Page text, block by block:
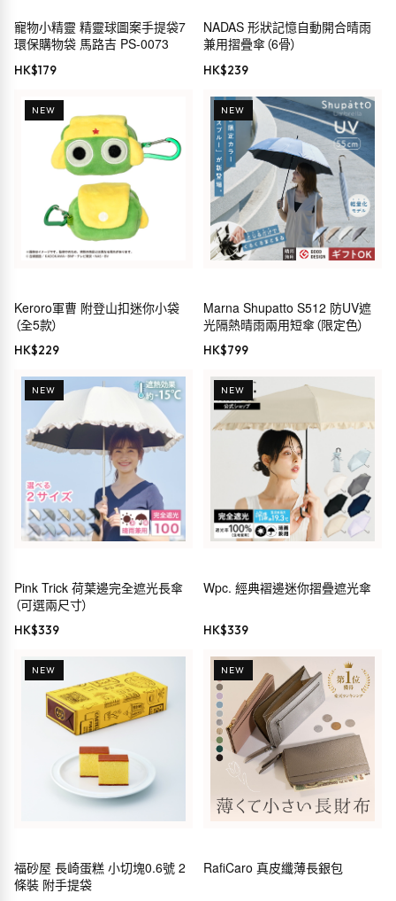
寵物小精靈 精靈球圖案手提袋7
環保購物袋 馬路吉 PS-0073
HK$179
NADAS 形狀記憶自動開合晴雨
兼用摺疊傘（6骨）
HK$239
NEW
Keroro軍曹 附登山扣迷你小袋
（全5款）
HK$229
NEW
Marna Shupatto S512 防UV遮
光隔熱晴雨兩用短傘（限定色）
HK$799
NEW
Pink Trick 荷葉邊完全遮光長傘
（可選兩尺寸）
HK$339
NEW
Wpc. 經典褶邊迷你摺疊遮光傘
HK$339
NEW
福砂屋 長崎蛋糕 小切塊0.6號 2
條裝 附手提袋
NEW
RafiCaro 真皮纖薄長銀包